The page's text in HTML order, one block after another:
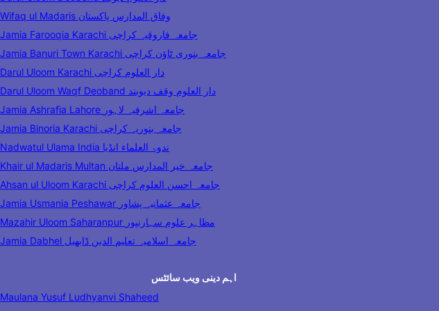
Wifaq ul Madaris وفاق المدارس پاکستان
Jamia Farooqia Karachi جامعہ فاروقیہ کراچی
Jamia Banuri Town Karachi جامعہ بنوری ٹاؤن کراچی
Darul Uloom Karachi دار العلوم کراچی
Darul Uloom Waqf Deoband دار العلوم وقف دیوبند
Jamia Ashrafia Lahore جامعہ اشرفیہ لاہور
Jamia Binoria Karachi جامعہ بنوریہ کراچی
Nadwatul Ulama India ندوۃ العلماء انڈیا
Khair ul Madaris Multan جامعہ خیر المدارس ملتان
Ahsan ul Uloom Karachi جامعہ احسن العلوم کراچی
Jamia Usmania Peshawar جامعہ عثمانیہ پشاور
Mazahir Uloom Saharanpur مظاہر علوم سہارنپور
Jamia Dabhel جامعہ اسلامیہ تعلیم الدین ڈابھیل
اہم دینی ویب سائٹس
Maulana Yusuf Ludhyanvi Shaheed